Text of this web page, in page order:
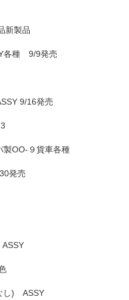
新製品
各種 9/9発売
9/16発売
製OO-９貨車各種
発売
し) ASSY